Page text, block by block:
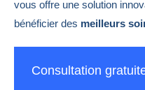
vous offre une solution
bénéficier des meilleurs
Consultation